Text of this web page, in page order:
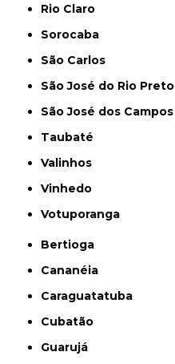
Rio Claro
Sorocaba
São Carlos
São José do Rio Preto
São José dos Campos
Taubaté
Valinhos
Vinhedo
Votuporanga
Bertioga
Cananéia
Caraguatatuba
Cubatão
Guarujá